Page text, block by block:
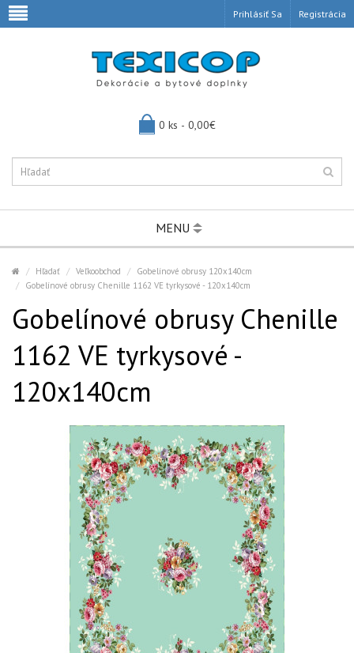
Prihlásiť Sa Registrácia
0 ks - 0,00€
MENU
Hľadať Veľkoobchod
Gobelínové obrusy 120x140cm
Gobelínové obrusy Chenille 1162 VE tyrkysové - 120x140cm
Gobelínové obrusy Chenille
1162 VE tyrkysové -
120x140cm